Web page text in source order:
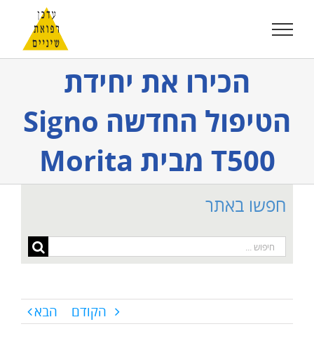
לתוכן
הכירו את יחידת
הטיפול החדשה Signo
T500 מבית Morita
הקודם הבא
חפשו באתר
חיפוש...